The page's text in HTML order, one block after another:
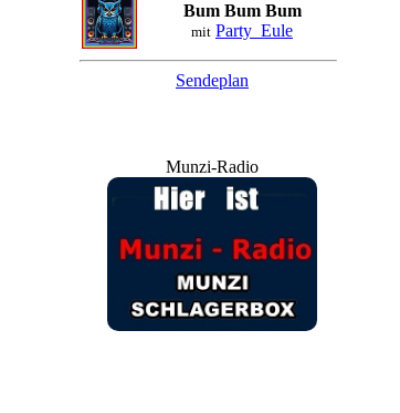
Bum Bum Bum
mit Party_Eule
Sendeplan
Munzi-Radio